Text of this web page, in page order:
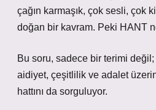
çağın karmaşık, çok sesli, çok
doğan bir kavram. Peki HANT
Bu soru, sadece bir terimi
aidiyet, çeşitlilik ve adalet
hattını da sorguluyor.